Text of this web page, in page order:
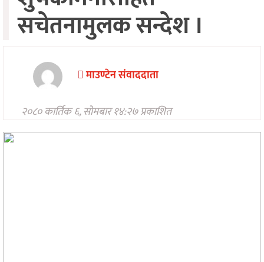
मनोरन्जन
अन्तरवार्ता/
खेलकुद
सचेतनामुलक सन्देश ।
माउण्टेन संवाददाता
२०८० कार्तिक ६, सोमबार १४:२७ प्रकाशित